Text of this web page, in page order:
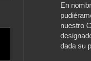
En
nuestro
dada su